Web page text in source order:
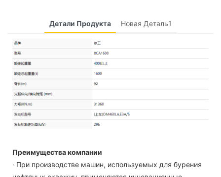
Детали Продукта Новая Деталь1
Преимущества компании
· При производстве машин, используемых для бурения